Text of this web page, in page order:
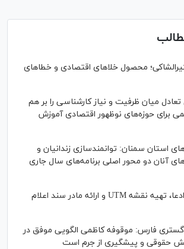
محصول خلا‌های اقتصادی و خطا‌های
میان ظرفیت و نیاز کارشناسی را بر هم
برای حوزه‌های نوظهور اقتصادی آموزش
استان سمنان: توانمندسازی زندانیان و
آنان دو محور اصلی برنامه‌های سال جاری
جزئیات ثبت ادعا، تهیه نقشه UTM و ارائه مادر سند اعلام
فارس: موقوفه کاظمی الگویی موفق در
حقوقی و پیشگیری از جرم است